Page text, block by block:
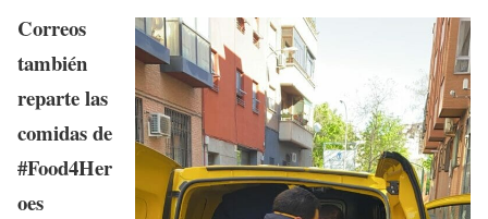
Correos
también
reparte las
comidas de
#Food4Her
oes